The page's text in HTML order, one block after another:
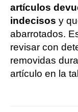
artículos
indecisos y
abarrotados.
revisar con
removidas
artículo en la